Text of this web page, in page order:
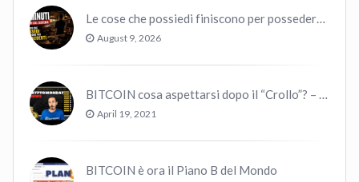
August 9, 2026
April 19, 2021
BITCOIN è ora il Piano B del Mondo